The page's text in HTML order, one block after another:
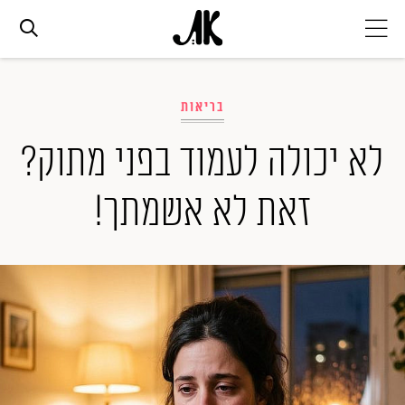
אופנה
ביוטי
סלבס
ערוצים נוספים
המגזין
בריאות
לא יכולה לעמוד בפני מתוק?
זאת לא אשמתך!